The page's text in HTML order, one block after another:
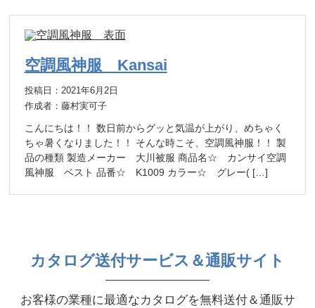
空調風神服 Kansai
投稿日：2021年6月2日
作成者：藤村実可子
こんにちは！！ 数日前からグッと気温が上がり、めちゃく
ちゃ暑くなりました！！ そんな時こそ、空調風神服！！ 製
品の種類 製造メーカー 大川被服 商品名☆ カンサイ空調
風神服 ベスト 品番☆ K1009 カラー☆ グレー( […]
カタログ送付サービス＆通販サイト
お客様の業種に最適なカタログを無料送付＆通販サ